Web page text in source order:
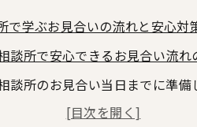
で学ぶお見合いの流れと安心対
談所で安心できるお見合い流れ
談所のお見合い当日までに準備
紹介との違いと結婚相談所の流れ